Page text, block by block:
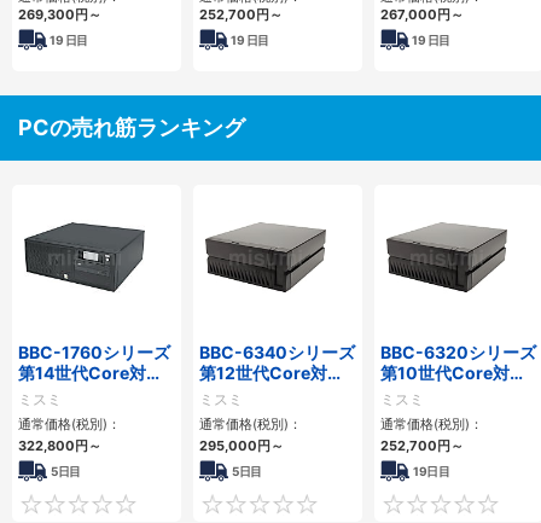
269,300円～
19 日目
252,700円～
19 日目
267,000円～
19 日目
PCの売れ筋ランキング
BBC-1760シリーズ
第14世代Core対応
小型フロアマウント
3PCIe
ミスミ
通常価格(税別)：
322,800円～
5日目
0
BBC-6340シリーズ
第12世代Core対応
小型フロアマウント
PC2PCI/2PCIe
ミスミ
通常価格(税別)：
295,000円～
5日目
0
BBC-6320シリーズ
第10世代Core対応
小型フロアマウント
FAPC 2PCI・2PCIe
ミスミ
通常価格(税別)：
252,700円～
19日目